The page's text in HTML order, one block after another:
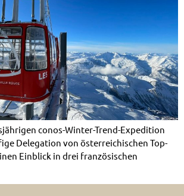
conos-Winter-Trend-Expedition
Delegation von österreichischen Top-
Einblick in drei französischen